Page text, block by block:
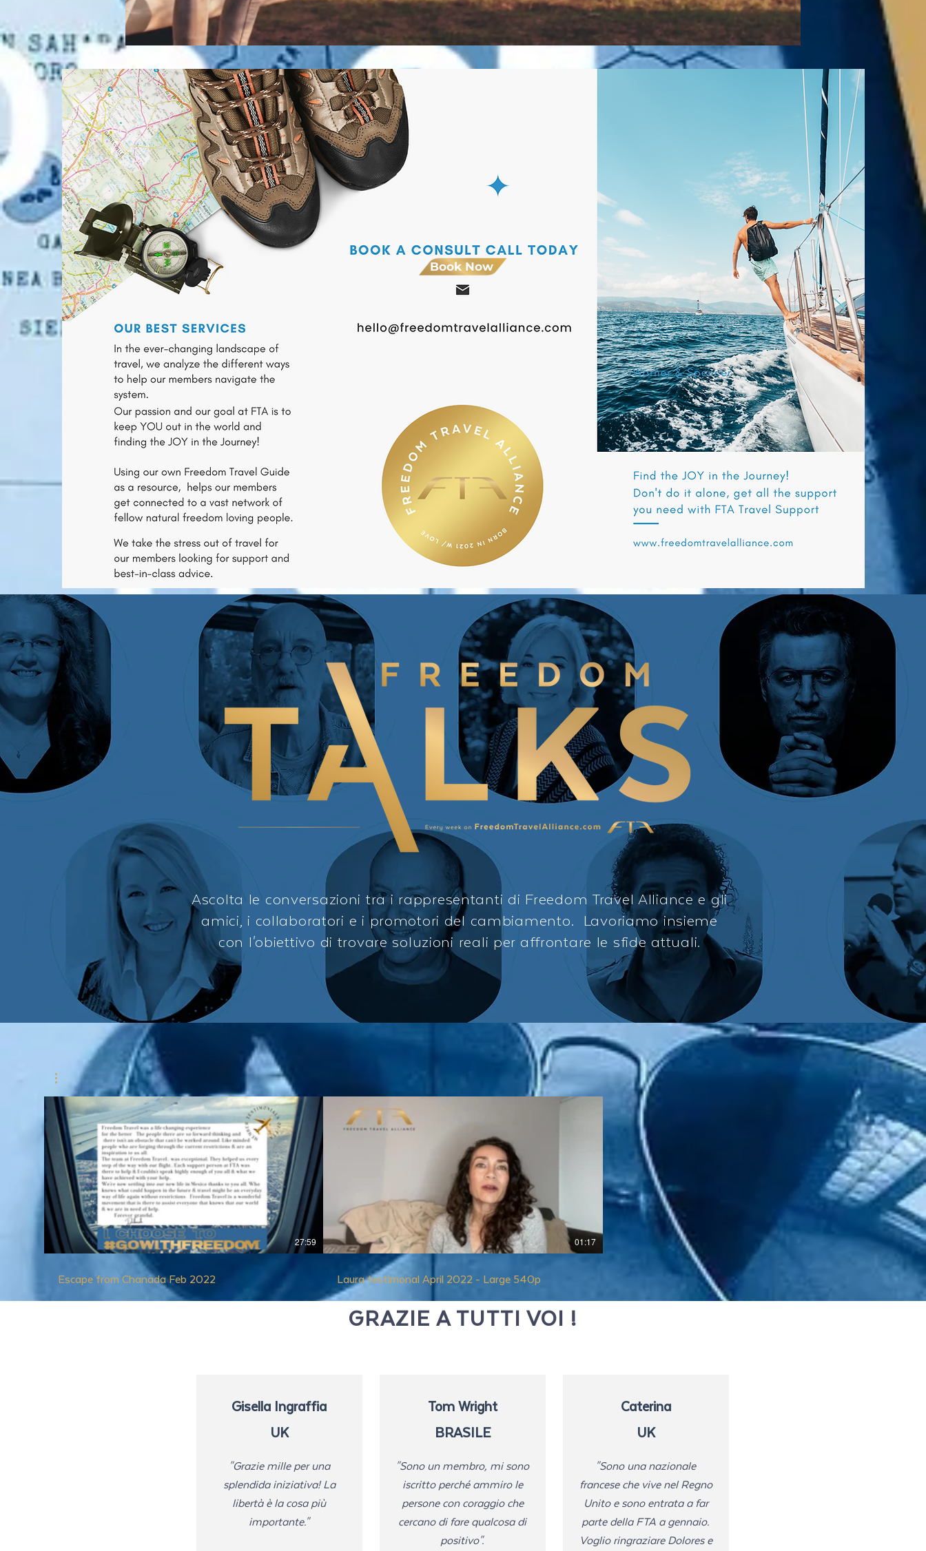
Book Now
Ascolta le conversazioni tra i rappresentanti di Freedom Travel Alliance e gli
amici, i collaboratori e i promotori del cambiamento. Lavoriamo insieme
con l'obiettivo di trovare soluzioni reali per affrontare le sfide attuali.
27:59
Escape from Chanada Feb 2022
01:17
Laura testimonal April 2022 - Large 540p
GRAZIE A TUTTI VOI !
Gisella Ingraffia
UK
"Grazie mille per una
splendida iniziativa! La
libertà è la cosa più
importante."
Tom Wright
BRASILE
"Sono un membro, mi sono
iscritto perché ammiro le
persone con coraggio che
cercano di fare qualcosa di
positivo".
Caterina
UK
"Sono una nazionale
francese che vive nel Regno
Unito e sono entrata a far
parte della FTA a gennaio.
Voglio ringraziare Dolores e